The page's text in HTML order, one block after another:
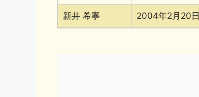
新井 希寧 2004年2月20日